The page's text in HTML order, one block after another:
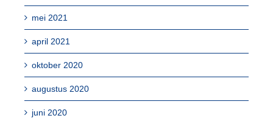
mei 2021
april 2021
oktober 2020
augustus 2020
juni 2020